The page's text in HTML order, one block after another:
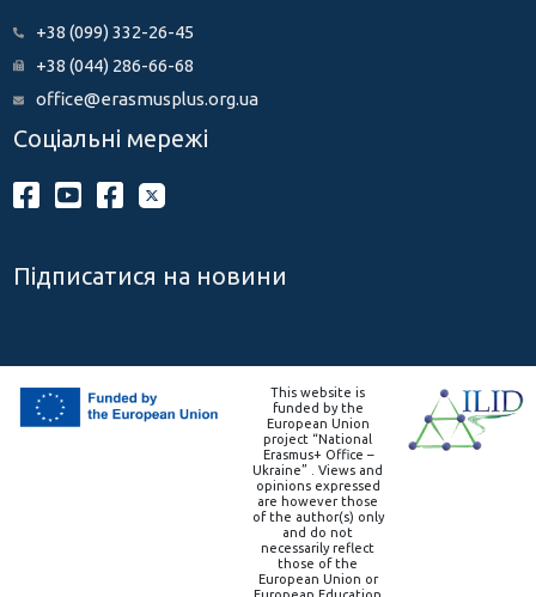
+38 (099) 332-26-45
+38 (044) 286-66-68
office@erasmusplus.org.ua
Соціальні мережі
Підписатися на новини
This website is
funded by the
European Union
project “National
Erasmus+ Office –
Ukraine” . Views and
opinions expressed
are however those
of the author(s) only
and do not
necessarily reflect
those of the
European Union or